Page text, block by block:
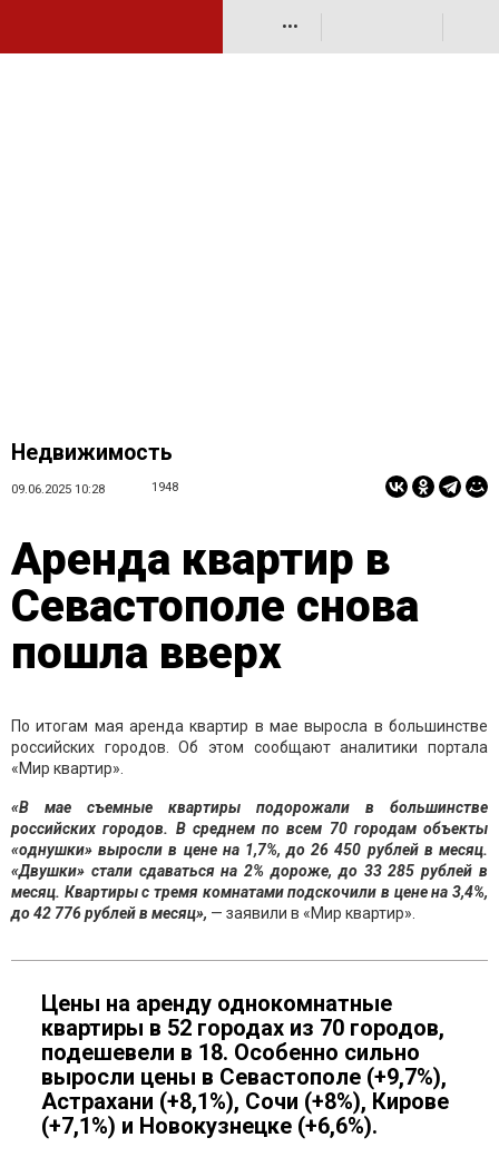
•••
Недвижимость
09.06.2025 10:28 1948
Аренда квартир в
Севастополе снова
пошла вверх
По итогам мая аренда квартир в мае выросла в большинстве
российских городов. Об этом сообщают аналитики портала
«Мир квартир».
«В мае съемные квартиры подорожали в большинстве
российских городов. В среднем по всем 70 городам объекты
«однушки» выросли в цене на 1,7%, до 26 450 рублей в месяц.
«Двушки» стали сдаваться на 2% дороже, до 33 285 рублей в
месяц. Квартиры с тремя комнатами подскочили в цене на 3,4%,
до 42 776 рублей в месяц», — заявили в «Мир квартир».
Цены на аренду однокомнатные
квартиры в 52 городах из 70 городов,
подешевели в 18. Особенно сильно
выросли цены в Севастополе (+9,7%),
Астрахани (+8,1%), Сочи (+8%), Кирове
(+7,1%) и Новокузнецке (+6,6%).